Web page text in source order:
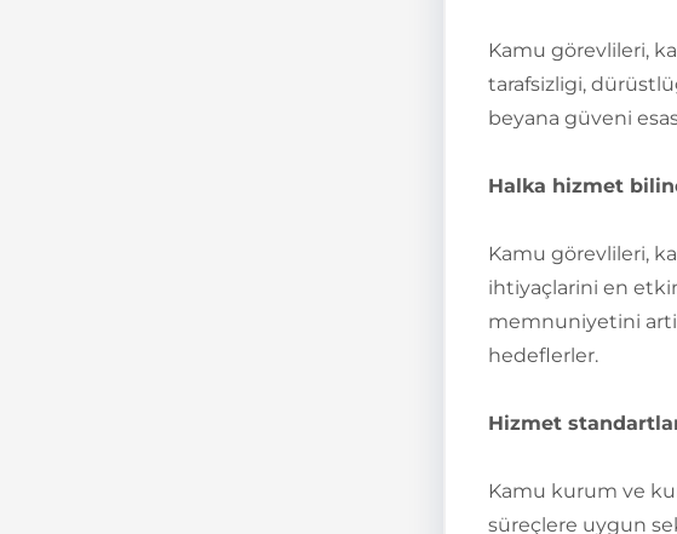
Kamu görevlileri,
tarafsizligi,
beyana güveni
Halka hizmet
Kamu görevlileri,
ihtiyaçlarini en
memnuniyetini
hedeflerler.
Hizmet
Kamu kurum ve
süreçlere uygun